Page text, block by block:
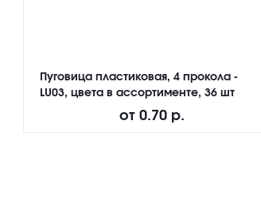
Пуговица пластиковая, 4 прокола -
LU03, цвета в ассортименте, 36 шт
от 0.70 р.